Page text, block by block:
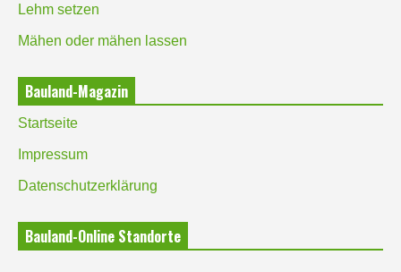
Lehm setzen
Mähen oder mähen lassen
Bauland-Magazin
Startseite
Impressum
Datenschutzerklärung
Bauland-Online Standorte